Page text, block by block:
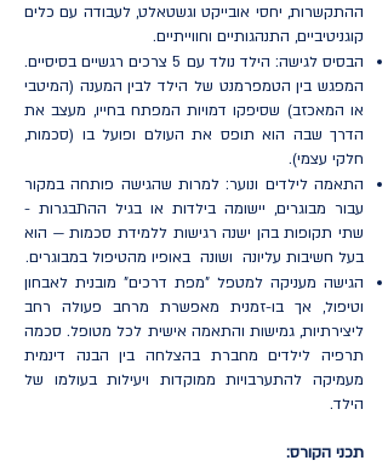
ההתקשרות, יחסי אובייקט וגשטאלט, לעבודה עם כלים
קוגניטיביים, התנהגותיים וחווייתיים.
הבסיס לגישה: הילד נולד עם 5 צרכים רגשיים בסיסיים.
המפגש בין הטמפרמנט של הילד לבין המענה (המיטבי
או המאכזב) שסיפקו דמויות המפתח בחייו, מעצב את
הדרך שבה הוא תופס את העולם ופועל בו (סכמות,
חלקי עצמי).
התאמה לילדים ונוער: למרות שהגישה פותחה במקור
עבור מבוגרים, יישומה בילדות או בגיל ההתבגרות -
שתי תקופות בהן ישנה רגישות ללמידת סכמות — הוא
בעל חשיבות עליונה ושונה באופיו מהטיפול במבוגרים.
הגישה מעניקה למטפל "מפת דרכים" מובנית לאבחון
וטיפול, אך בו-זמנית מאפשרת מרחב פעולה רחב
ליצירתיות, גמישות והתאמה אישית לכל מטופל. סכמה
תרפיה לילדים מחברת בהצלחה בין הבנה דינמית
מעמיקה להתערבויות ממוקדות ויעילות בעולמו של
הילד.
תכני הקורס: